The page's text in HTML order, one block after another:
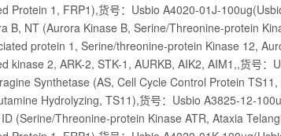
Protein 1, FRP1),货号：Usbio A4020-01J-
B, NT (Aurora Kinase B, Serine/Threonine-protein
protein 1, Serine/threonine-protein Kinase 12,
kinase 2, ARK-2, STK-1, AURKB, AIK2, AIM1,,货号
Synthetase (AS, Cell Cycle Control Protein
Hydrolyzing, TS11),货号：Usbio A3825-12-
(Serine/Threonine-protein Kinase ATR, Ataxia